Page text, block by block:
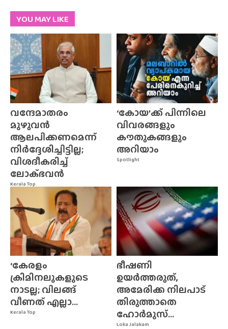
YOU MAY LIKE
Kerala Top
വന്ദേമാതരം
മുഴുവൻ
ആലപിക്കണമെന്ന്
നിർദ്ദേശിച്ചിട്ടില്ല;
വിശദീകരിച്ച്
ലോക്‌ഭവൻ
Spotlight
‘കോയ’ക്ക് പിന്നിലെ
വിവരങ്ങളും
കൗതുകങ്ങളും
അറിയാം
Kerala Top
‘കേരളം
ക്രിമിനലുകളുടെ
നാടല്ല; വിലങ്ങ്
വീണത് എല്ലാ...
Loka Jalakam
ഭീഷണി
ഉയർത്തരുത്,
അമേരിക്ക നിലപാട്
തിരുത്താതെ
ഹോർമുസ്...